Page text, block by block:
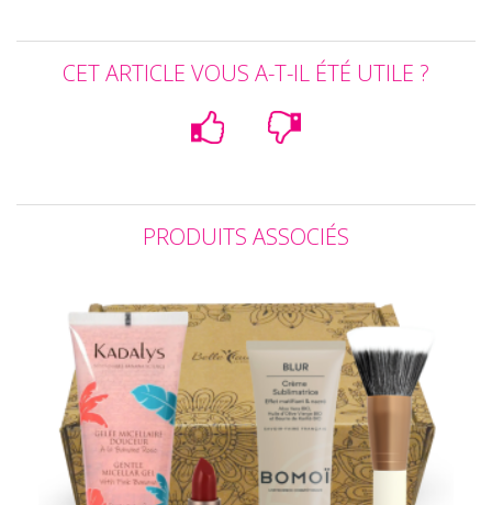
CET ARTICLE VOUS A-T-IL ÉTÉ UTILE ?
PRODUITS ASSOCIÉS